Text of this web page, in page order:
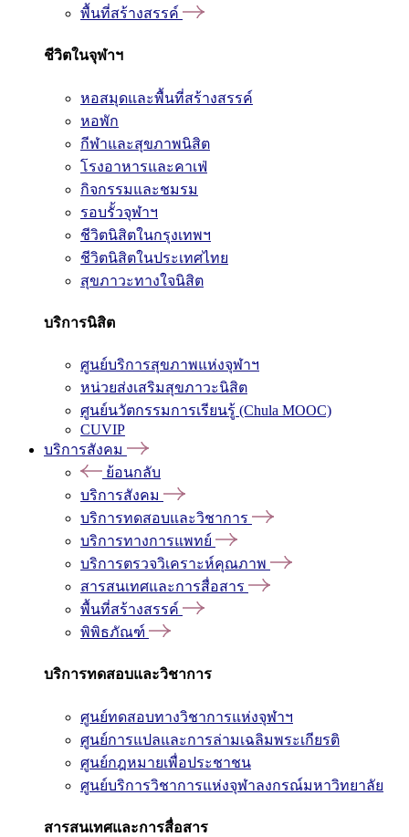
พื้นที่สร้างสรรค์
ชีวิตในจุฬาฯ
หอสมุดและพื้นที่สร้างสรรค์
หอพัก
กีฬาและสุขภาพนิสิต
โรงอาหารและคาเฟ่
กิจกรรมและชมรม
รอบรั้วจุฬาฯ
ชีวิตนิสิตในกรุงเทพฯ
ชีวิตนิสิตในประเทศไทย
สุขภาวะทางใจนิสิต
บริการนิสิต
ศูนย์บริการสุขภาพแห่งจุฬาฯ
หน่วยส่งเสริมสุขภาวะนิสิต
ศูนย์นวัตกรรมการเรียนรู้ (Chula MOOC)
CUVIP
บริการสังคม
ย้อนกลับ
บริการสังคม
บริการทดสอบและวิชาการ
บริการทางการแพทย์
บริการตรวจวิเคราะห์คุณภาพ
สารสนเทศและการสื่อสาร
พื้นที่สร้างสรรค์
พิพิธภัณฑ์
บริการทดสอบและวิชาการ
ศูนย์ทดสอบทางวิชาการแห่งจุฬาฯ
ศูนย์การแปลและการล่ามเฉลิมพระเกียรติ
ศูนย์กฎหมายเพื่อประชาชน
ศูนย์บริการวิชาการแห่งจุฬาลงกรณ์มหาวิทยาลัย
สารสนเทศและการสื่อสาร